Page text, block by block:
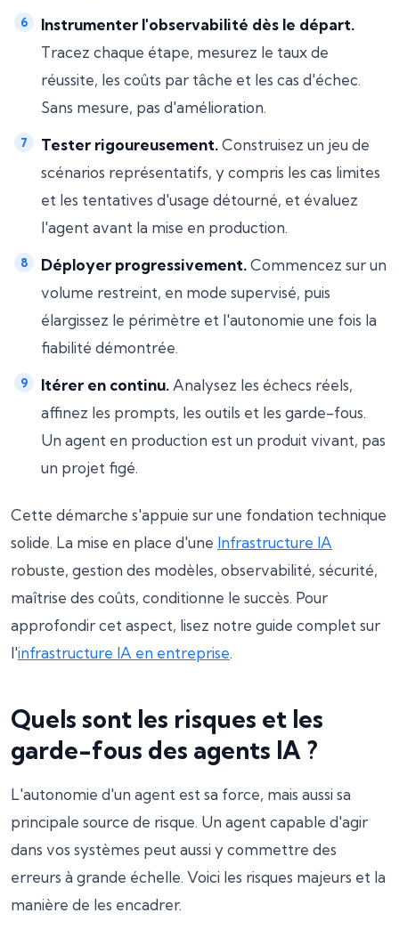
Instrumenter l'observabilité dès le départ.
Tracez chaque étape, mesurez le taux de
réussite, les coûts par tâche et les cas d'échec.
Sans mesure, pas d'amélioration.
Tester rigoureusement.Construisez un jeu de
scénarios représentatifs, y compris les cas limites
et les tentatives d'usage détourné, et évaluez
l'agent avant la mise en production.
Déployer progressivement.Commencez sur un
volume restreint, en mode supervisé, puis
élargissez le périmètre et l'autonomie une fois la
fiabilité démontrée.
Itérer en continu. Analysez les échecs réels,
affinez les prompts, les outils et les garde-fous.
Un agent en production est un produit vivant, pas
un projet figé.
Cette démarche s'appuie sur une fondation technique
solide. La mise en place d'une Infrastructure IA
robuste, gestion des modèles, observabilité, sécurité,
maîtrise des coûts, conditionne le succès. Pour
approfondir cet aspect, lisez notre guide complet sur
l'infrastructure IA en entreprise.
Quels sont les risques et les
garde-fous des agents IA ?
L'autonomie d'un agent est sa force, mais aussi sa
principale source de risque. Un agent capable d'agir
dans vos systèmes peut aussi y commettre des
erreurs à grande échelle. Voici les risques majeurs et la
manière de les encadrer.